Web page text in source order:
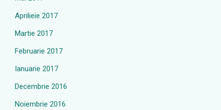
Aprilieie 2017
Martie 2017
Februarie 2017
Ianuarie 2017
Decembrie 2016
Noiembrie 2016